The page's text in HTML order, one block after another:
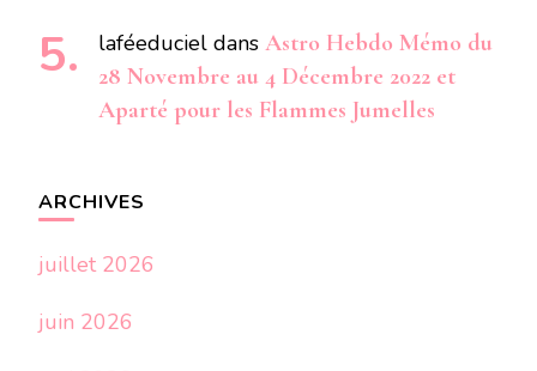
laféeduciel dans Astro Hebdo Mémo du
28 Novembre au 4 Décembre 2022 et
Aparté pour les Flammes Jumelles
ARCHIVES
juillet 2026
juin 2026